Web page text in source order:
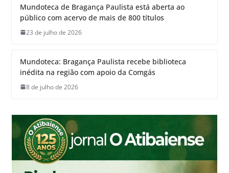
Mundoteca de Bragança Paulista está aberta ao
público com acervo de mais de 800 títulos
23 de julho de 2026
Mundoteca: Bragança Paulista recebe biblioteca
inédita na região com apoio da Comgás
8 de julho de 2026